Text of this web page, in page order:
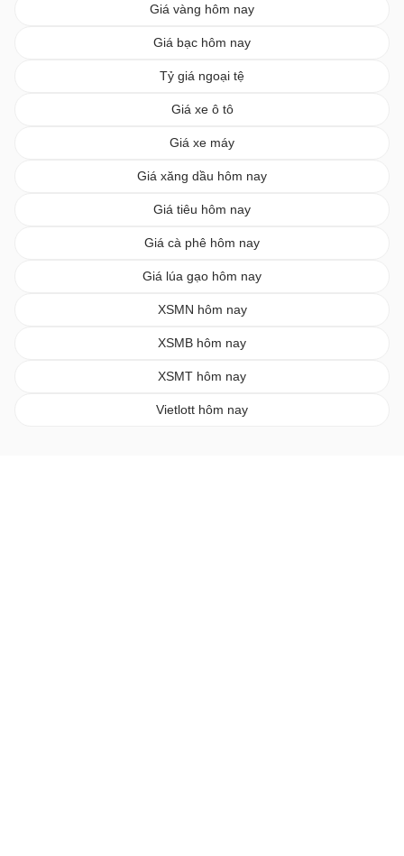
Giá vàng hôm nay
Giá bạc hôm nay
Tỷ giá ngoại tệ
Giá xe ô tô
Giá xe máy
Giá xăng dầu hôm nay
Giá tiêu hôm nay
Giá cà phê hôm nay
Giá lúa gạo hôm nay
XSMN hôm nay
XSMB hôm nay
XSMT hôm nay
Vietlott hôm nay